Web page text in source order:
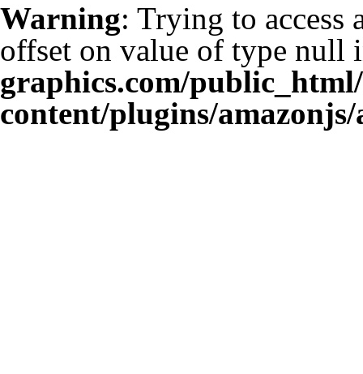
Warning: Trying to access
offset on value of type null
graphics.com/
content/plugins/